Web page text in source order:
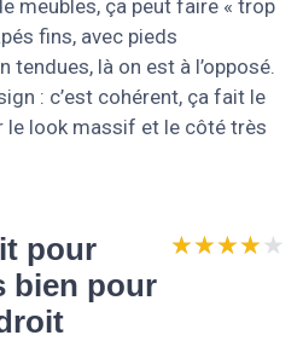
meubles, ça peut faire « trop
fins, avec pieds
tendues, là on est à l’opposé.
: c’est cohérent, ça fait le
le look massif et le côté très
pour
bien pour
★★★★★
★★★★★